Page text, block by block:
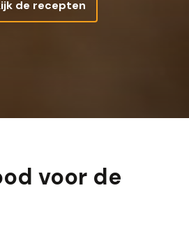
de recepten
voor de